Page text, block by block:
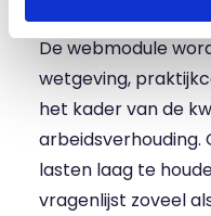
*** Weging van
De webmodule
wetgeving,
het kader van de
arbeidsverhouding.
lasten laag te
vragenlijst zoveel